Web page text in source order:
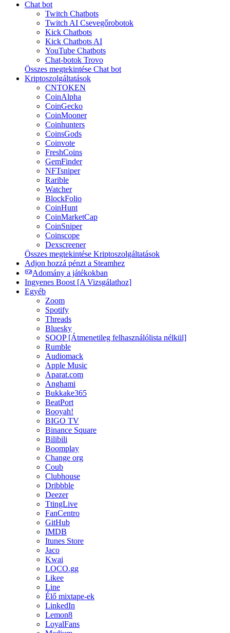
Chat bot
Twitch Chatbots
Twitch AI Csevegőrobotok
Kick Chatbots
Kick Chatbots AI
YouTube Chatbots
Chat-botok Trovo
Összes megtekintése Chat bot
Kriptoszolgáltatások
CNTOKEN
CoinAlpha
CoinGecko
CoinMooner
Coinhunters
CoinsGods
Coinvote
FreshCoins
GemFinder
NFTsniper
Rarible
Watcher
BlockFolio
CoinHunt
CoinMarketCap
CoinSniper
Coinscope
Dexscreener
Összes megtekintése Kriptoszolgáltatások
Adjon hozzá pénzt a Steamhez
Adomány a játékokban
Ingyenes Boost [A Vizsgálathoz]
Egyéb
Zoom
Spotify
Threads
Bluesky
SOOP [Átmenetileg felhasználólista nélkül]
Rumble
Audiomack
Apple Music
Aparat.com
Anghami
Bukkake365
BeatPort
Booyah!
BIGO TV
Binance Square
Bilibili
Boomplay
Change org
Coub
Clubhouse
Dribbble
Deezer
TtingLive
FanCentro
GitHub
IMDB
Itunes Store
Jaco
Kwai
LOCO.gg
Likee
Line
Élő mixtape-ek
LinkedIn
Lemon8
LoyalFans